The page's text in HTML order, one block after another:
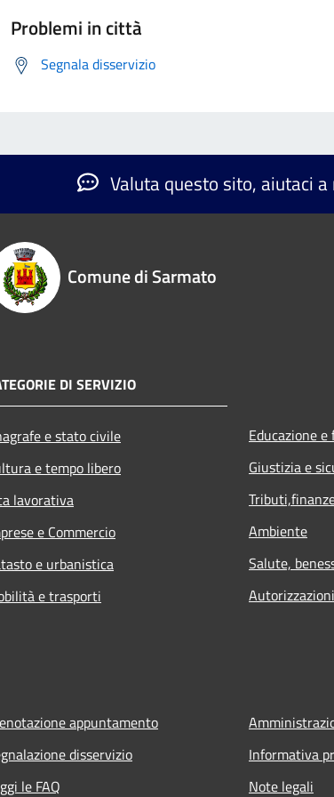
Problemi in città
Segnala disservizio
Valuta questo sito, aiutaci
Comune di Sarmato
DI SERVIZIO
e stato civile
e tempo libero
lavorativa
e Commercio
e urbanistica
e trasporti
Educazione
Giustizia e
Ambiente
Salute,
Autorizzazioni
appuntamento
disservizio
le FAQ
Informativa
Note legali